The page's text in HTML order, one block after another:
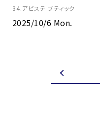
34.アビステ ブティック
2025/10/6 Mon.